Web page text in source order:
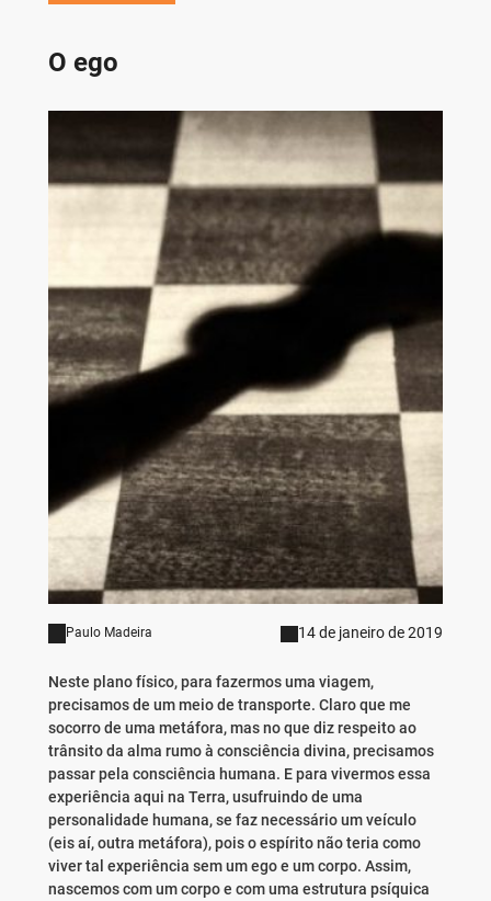
O ego
Paulo Madeira 14 de janeiro de 2019
Neste plano físico, para fazermos uma viagem,
precisamos de um meio de transporte. Claro que me
socorro de uma metáfora, mas no que diz respeito ao
trânsito da alma rumo à consciência divina, precisamos
passar pela consciência humana. E para vivermos essa
experiência aqui na Terra, usufruindo de uma
personalidade humana, se faz necessário um veículo
(eis aí, outra metáfora), pois o espírito não teria como
viver tal experiência sem um ego e um corpo. Assim,
nascemos com um corpo e com uma estrutura psíquica